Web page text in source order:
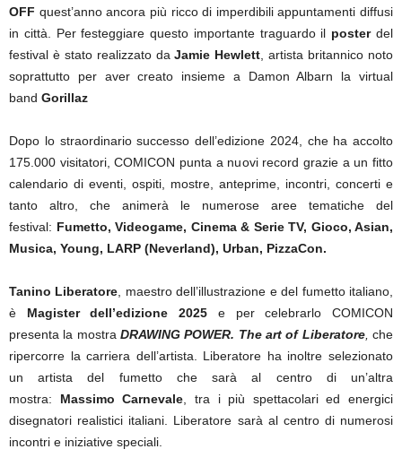
OFF quest’anno ancora più ricco di imperdibili appuntamenti diffusi
in città. Per festeggiare questo importante traguardo il posterdel
festival è stato realizzato daJamie Hewlett , artista britannico noto
soprattutto per aver creato insieme a Damon Albarn la virtual
band Gorillaz
Dopo lo straordinario successo dell’edizione 2024, che ha accolto
175.000 visitatori, COMICON punta a nuovi record grazie a un fitto
calendario di eventi, ospiti, mostre, anteprime, incontri, concerti e
tanto altro, che animerà le numerose aree tematiche del
festival: Fumetto, Videogame, Cinema & Serie TV, Gioco, Asian,
Musica, Young, LARP (Neverland), Urban, PizzaCon.
Tanino Liberatore , maestro dell’illustrazione e del fumetto italiano,
è Magister dell’edizione 2025 e per celebrarlo COMICON
presenta la mostra DRAWING POWER. The art of Liberatore, che
ripercorre la carriera dell’artista. Liberatore ha inoltre selezionato
un artista del fumetto che sarà al centro di un’altra
mostra: Massimo Carnevale , tra i più spettacolari ed energici
disegnatori realistici italiani. Liberatore sarà al centro di numerosi
incontri e iniziative speciali.